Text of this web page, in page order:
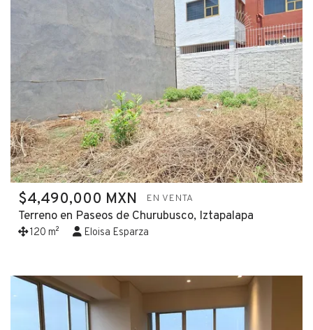
$4,490,000 MXN EN VENTA
Terreno en Paseos de Churubusco, Iztapalapa
120 m² Eloisa Esparza